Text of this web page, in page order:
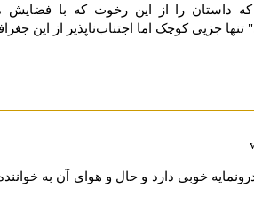
داستان را از این رخوت که با فضایش
جزیی کوچک اما اجتناب‌ناپذیر از این
درونمایه خوبی دارد و حال و هوای آن به